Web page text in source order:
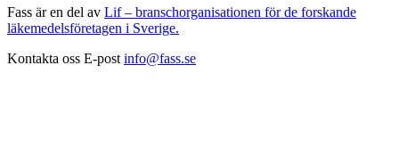
Fass är en del av Lif – branschorganisationen för de forskande
läkemedelsföretagen i Sverige.
Kontakta oss E-post info@fass.se